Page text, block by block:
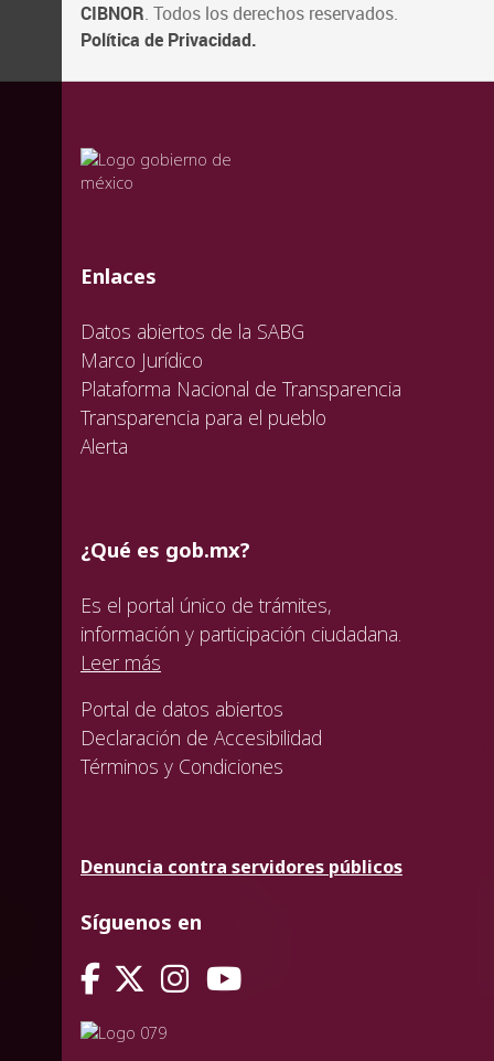
CIBNOR. Todos los derechos reservados.
Política de Privacidad.
valida
valida
valida
Enlaces
Datos abiertos de la SABG
Marco Jurídico
Plataforma Nacional de Transparencia
Transparencia para el pueblo
Alerta
¿Qué es gob.mx?
Es el portal único de trámites,
información y participación ciudadana.
Leer más
Portal de datos abiertos
Declaración de Accesibilidad
Términos y Condiciones
Denuncia contra servidores públicos
Síguenos en